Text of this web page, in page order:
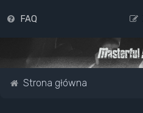
FAQ
Strona główna